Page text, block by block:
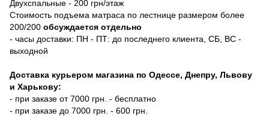
Двухспальные - 200 грн/этаж
Стоимость подъема матраса по лестнице размером более
200/200 обсуждается отдельно
- часы доставки: ПН - ПТ: до последнего клиента, СБ, ВС -
выходной
Доставка курьером магазина по Одессе, Днепру, Львову
и Харькову:
- при заказе от 7000 грн. - бесплатно
- при заказе до 7000 грн. - 600 грн.